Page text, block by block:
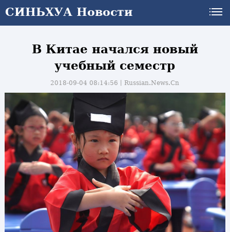
СИНЬХУА Новости
В Китае начался новый
учебный семестр
2018-09-04 08:14:56丨Russian.News.Cn